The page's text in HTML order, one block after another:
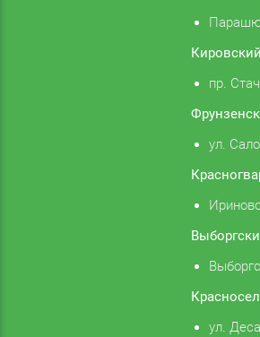
пр.
ул.
ул.